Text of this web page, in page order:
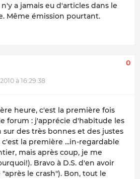
a jamais eu d'articles dans le
Même émission pourtant.
à 16:29:38
0
heure, c'est la première fois
forum : j'apprécie d'habitude les
sur des très bonnes et des justes
la première ...in-regardable
mais après coup, je me
Bravo à D.S. d'en avoir
le crash"). Bon, tout le